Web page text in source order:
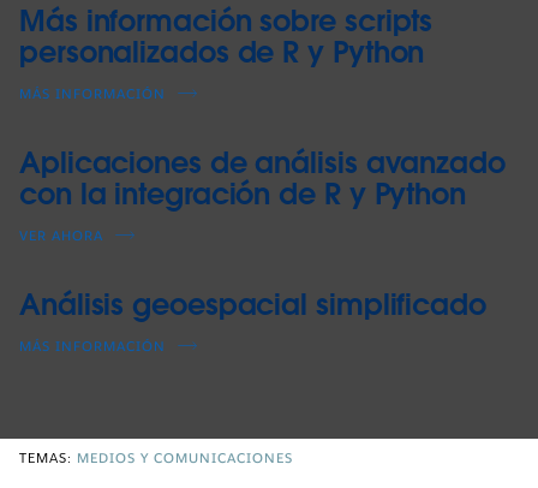
Más información sobre scripts
personalizados de R y Python
MÁS INFORMACIÓN
Aplicaciones de análisis avanzado
con la integración de R y Python
VER AHORA
Análisis geoespacial simplificado
MÁS INFORMACIÓN
TEMAS: MEDIOS Y COMUNICACIONES